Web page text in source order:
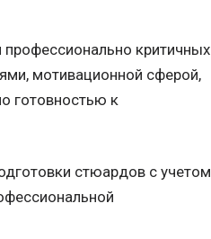
критичных
мотивационной сферой,
готовностью к
стюардов с учетом